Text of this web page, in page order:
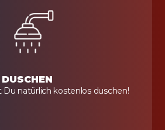
Du natürlich kostenlos duschen!